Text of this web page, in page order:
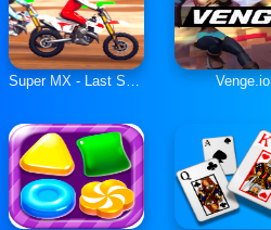
Super MX - Last Season Venge.io